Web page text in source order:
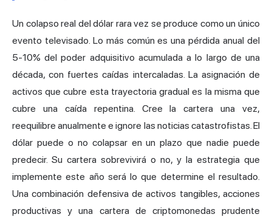
Un colapso real del dólar rara vez se produce como un único
evento televisado. Lo más común es una pérdida anual del
5-10% del poder adquisitivo acumulada a lo largo de una
década, con fuertes caídas intercaladas. La asignación de
activos que cubre esta trayectoria gradual es la misma que
cubre una caída repentina. Cree la cartera una vez,
reequilibre anualmente e ignore las noticias catastrofistas. El
dólar puede o no colapsar en un plazo que nadie puede
predecir. Su cartera sobrevivirá o no, y la estrategia que
implemente este año será lo que determine el resultado.
Una combinación defensiva de activos tangibles, acciones
productivas y una cartera de criptomonedas prudente